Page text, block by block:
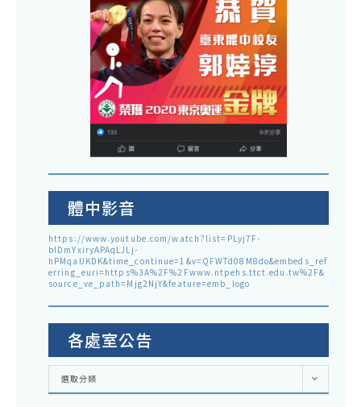
體中影音
https://www.youtube.com/watch?list=PLyj7F-
blDmYxiryAPAqLJLj-
hPMqaUKDK&time_continue=1&v=QFWTd08M8do&embeds_ref
erring_euri=https%3A%2F%2Fwww.ntpehs.ttct.edu.tw%2F&
source_ve_path=Mjg2NjY&feature=emb_logo
各處室公告
各
室
選取分類